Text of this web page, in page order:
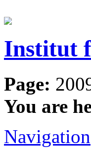
Institut
Page:
You are
Navigation